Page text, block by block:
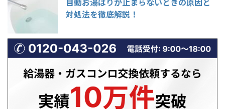
対処法を徹底解説！